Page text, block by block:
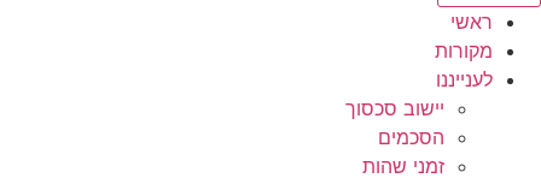
ראשי
מקורות
לענייננו
יישוב סכסוך
הסכמים
זמני שהות